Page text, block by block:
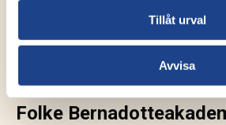
Tillåt urval
Avvisa
Folke